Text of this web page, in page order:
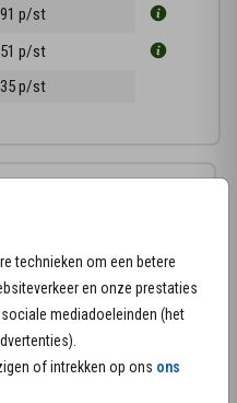
technieken om een betere
en onze prestaties
mediadoeleinden (het
of intrekken op ons ons
p/st
p/st
p/st
in zachte
kaart voor een
een dierbare.